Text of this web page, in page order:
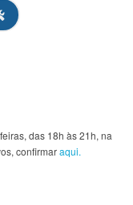
das 18h às 21h, na
confirmaraqui.